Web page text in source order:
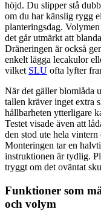
höjd. Du slipper stå
om du har känslig rygg
planteringsdag.
det går utmärkt att
Dräneringen är också
enkelt lägga lecakulor
vilket SLU ofta lyfter
När det gäller blomlåda
tallen kräver inget extra
hållbarheten ytterligare
Testet visade även att
den stod ute hela
Monteringen tar en
instruktionen är tydlig.
tryggt om det oväntat
Funktioner som
och volym